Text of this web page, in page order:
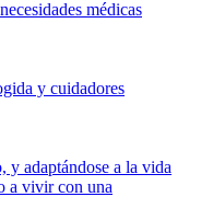
médicas
y cuidadores
y adaptándose a la vida
a vivir con una